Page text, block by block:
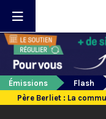
Émissions
Flash
Père Berliet : La